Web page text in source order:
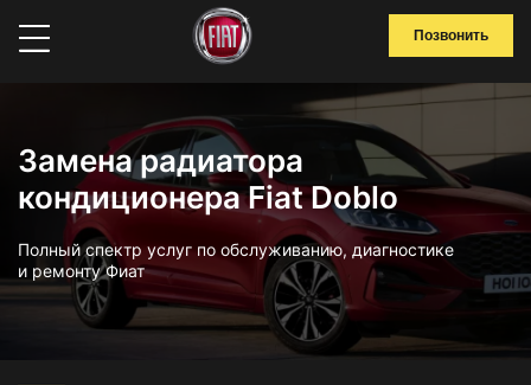
Позвонить
Замена радиатора
кондиционера Fiat Doblo
Полный спектр услуг по обслуживанию, диагностике
и ремонту Фиат